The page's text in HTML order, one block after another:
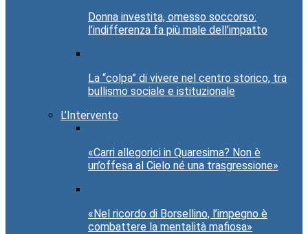
Donna investita, omesso soccorso:
l’indifferenza fa più male dell’impatto
La “colpa” di vivere nel centro storico, tra
bullismo sociale e istituzionale
L’Intervento
«Carri allegorici in Quaresima? Non è
un’offesa al Cielo né una trasgressione»
«Nel ricordo di Borsellino, l’impegno è
combattere la mentalità mafiosa»